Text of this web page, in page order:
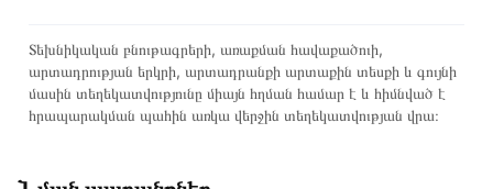
Տեխնիկական բնութագրերի, առաքման հավաքածուի,
արտադրության երկրի, արտադրանքի արտաքին տեսքի և գույնի
մասին տեղեկատվությունը միայն հղման համար է և հիմնված է
հրապարակման պահին առկա վերջին տեղեկատվության վրա։